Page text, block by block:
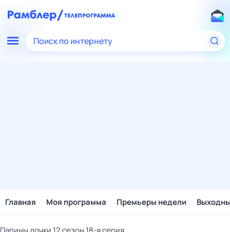
Поиск по интернету
Главная Моя программа Премьеры недели